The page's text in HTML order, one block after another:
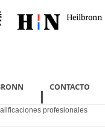
CONTACTO
profesionales